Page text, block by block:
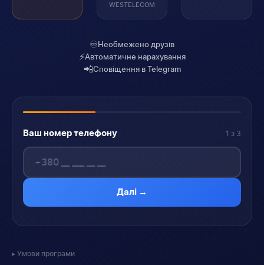
WESTELECOM
♾️Необмежено друзів
⚡Автоматичне нарахування
📲Сповіщення в Telegram
Ваш номер телефону 1 з 3
Далі →
Умови програми